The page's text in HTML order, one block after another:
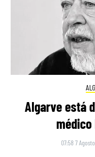
Algarve está
médico
07:58 7